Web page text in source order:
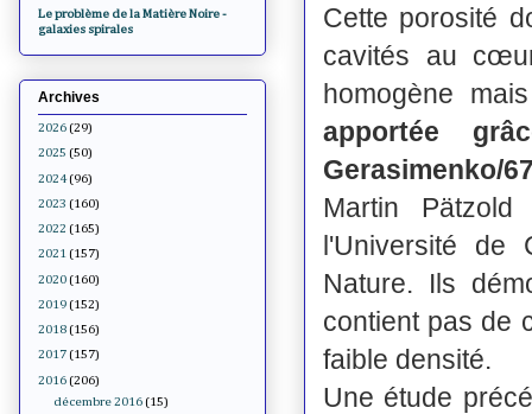
Cette porosité
cavités au
homogène
apportée
Gerasimenko/
Martin
l'Université de
Nature. Ils
contient pas de
faible densité.
Une étude
Le problème de la Matière Noire -
galaxies spirales
Archives
2026 (29)
2025 (50)
2024 (96)
2023 (160)
2022 (165)
2021 (157)
2020 (160)
2019 (152)
2018 (156)
2017 (157)
2016 (206)
décembre 2016 (15)